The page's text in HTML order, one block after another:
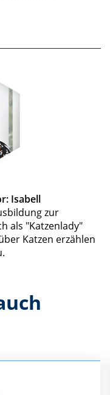
Isabell
zur
als "Katzenlady"
Katzen erzählen